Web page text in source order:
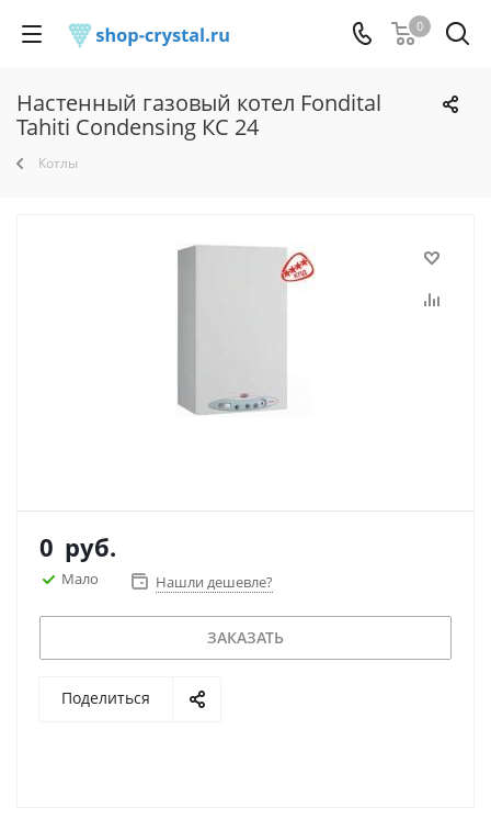
0
Настенный газовый котел Fondital
Tahiti Condensing КС 24
Котлы
0 руб.
Мало Нашли дешевле?
ЗАКАЗАТЬ
Поделиться